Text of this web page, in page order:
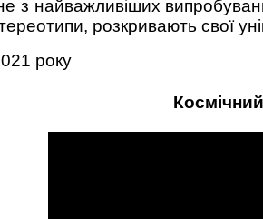
з найважливіших
розкривають свої
року